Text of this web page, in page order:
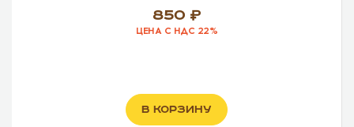
850
ЦЕНА С НДС 22%
В КОРЗИНУ